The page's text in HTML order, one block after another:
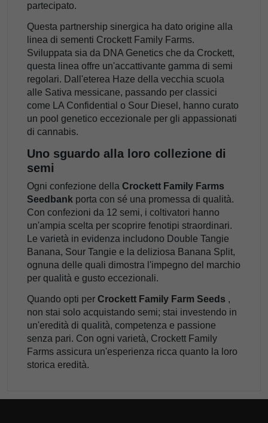
partecipato.
Questa partnership sinergica ha dato origine alla
linea di sementi Crockett Family Farms.
Sviluppata sia da DNA Genetics che da Crockett,
questa linea offre un'accattivante gamma di semi
regolari. Dall'eterea Haze della vecchia scuola
alle Sativa messicane, passando per classici
come LA Confidential o Sour Diesel, hanno curato
un pool genetico eccezionale per gli appassionati
di cannabis.
Uno sguardo alla loro collezione di
semi
Ogni confezione della Crockett Family Farms
Seedbank porta con sé una promessa di qualità.
Con confezioni da 12 semi, i coltivatori hanno
un'ampia scelta per scoprire fenotipi straordinari.
Le varietà in evidenza includono Double Tangie
Banana, Sour Tangie e la deliziosa Banana Split,
ognuna delle quali dimostra l'impegno del marchio
per qualità e gusto eccezionali.
Quando opti per Crockett Family Farm Seeds ,
non stai solo acquistando semi; stai investendo in
un'eredità di qualità, competenza e passione
senza pari. Con ogni varietà, Crockett Family
Farms assicura un'esperienza ricca quanto la loro
storica eredità.